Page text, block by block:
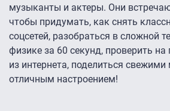
музыканты и актеры. Они
чтобы придумать, как снять
соцсетей, разобраться в сложной
физике за 60 секунд, проверить
из интернета, поделиться
отличным настроением!